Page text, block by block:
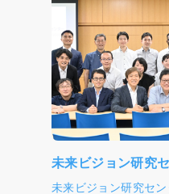
解明されていません
ー調査、アンケート
て、消費者行動の解明
研究室の消費者研究
なっているのは、水
度表示の効果測定で
原因が「情報の非対
得られていない状況)
ナルの仮説に基づき
できるのではないか
は民間企業と提携し
未来ビジョン研究
未来ビジョン研究セ